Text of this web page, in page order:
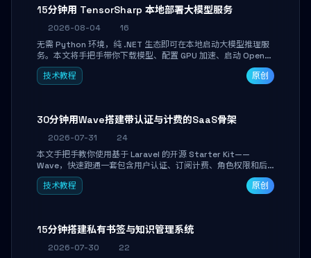
15分钟用 TensorSharp 本地部署大模型服务
2026-08-04
16
无需 Python 环境，纯 .NET 生态即可在本地启动大模型推理服
务。本文将手把手带你下载模型、配置 GPU 加速、启动 OpenAI
兼容 API，并在 C# 业务代码中无缝调用。数据不出网，零门槛
搞定本地 LLM 部署。
技术教程 原创
30分钟用Wave搭建带认证与计费的SaaS骨架
2026-07-31
24
本文手把手教你使用基于 Laravel 的开源 Starter Kit——
Wave，快速跑通一套包含用户认证、订阅计费、角色权限和后
台管理的完整 SaaS 骨架。附带 Stripe 测试支付对接与自定义
业务页面开发实战，助你省去重复基建时间，将精力聚焦于核心
技术教程 原创
15分钟搭建私有书签与知识管理系统
2026-07-30
22